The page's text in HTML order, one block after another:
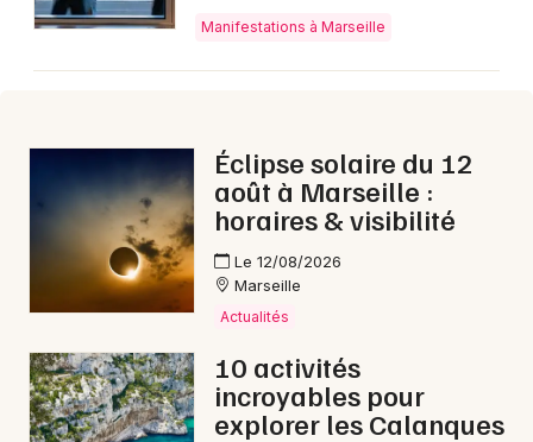
Manifestations à Marseille
Éclipse solaire du 12
août à Marseille :
horaires & visibilité
Le 12/08/2026
Marseille
Actualités
10 activités
incroyables pour
explorer les Calanques